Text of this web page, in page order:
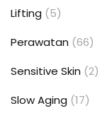
Lifting (5)
Perawatan (66)
Sensitive Skin (2)
Slow Aging (17)